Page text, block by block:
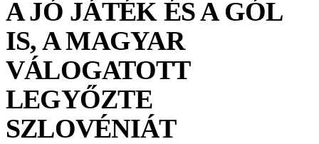
A JÓ JÁTÉK ÉS A GÓL
IS, A MAGYAR
VÁLOGATOTT
LEGYŐZTE
SZLOVÉNIÁT